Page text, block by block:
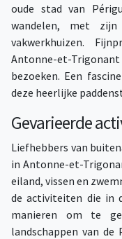
oude stad van
wandelen, met
vakwerkhuizen.
Antonne-et-
bezoeken. Een
deze heerlijke
Gevarieerde
Liefhebbers van
in Antonne-et-
eiland, vissen en
de activiteiten die in
manieren om te
landschappen van de